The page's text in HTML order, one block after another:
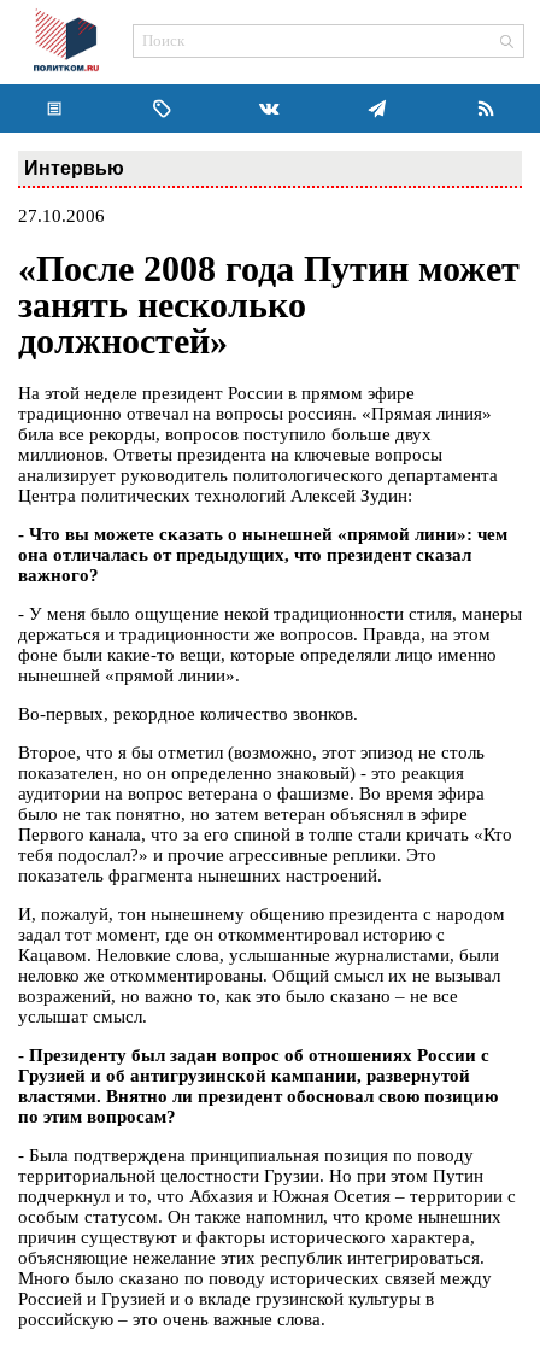
Интервью
27.10.2006
«После 2008 года Путин может
занять несколько
должностей»
На этой неделе президент России в прямом эфире
традиционно отвечал на вопросы россиян. «Прямая линия»
била все рекорды, вопросов поступило больше двух
миллионов. Ответы президента на ключевые вопросы
анализирует руководитель политологического департамента
Центра политических технологий Алексей Зудин:
- Что вы можете сказать о нынешней «прямой лини»: чем
она отличалась от предыдущих, что президент сказал
важного?
- У меня было ощущение некой традиционности стиля, манеры
держаться и традиционности же вопросов. Правда, на этом
фоне были какие-то вещи, которые определяли лицо именно
нынешней «прямой линии».
Во-первых, рекордное количество звонков.
Второе, что я бы отметил (возможно, этот эпизод не столь
показателен, но он определенно знаковый) - это реакция
аудитории на вопрос ветерана о фашизме. Во время эфира
было не так понятно, но затем ветеран объяснял в эфире
Первого канала, что за его спиной в толпе стали кричать «Кто
тебя подослал?» и прочие агрессивные реплики. Это
показатель фрагмента нынешних настроений.
И, пожалуй, тон нынешнему общению президента с народом
задал тот момент, где он откомментировал историю с
Кацавом. Неловкие слова, услышанные журналистами, были
неловко же откомментированы. Общий смысл их не вызывал
возражений, но важно то, как это было сказано – не все
услышат смысл.
- Президенту был задан вопрос об отношениях России с
Грузией и об антигрузинской кампании, развернутой
властями. Внятно ли президент обосновал свою позицию
по этим вопросам?
- Была подтверждена принципиальная позиция по поводу
территориальной целостности Грузии. Но при этом Путин
подчеркнул и то, что Абхазия и Южная Осетия – территории с
особым статусом. Он также напомнил, что кроме нынешних
причин существуют и факторы исторического характера,
объясняющие нежелание этих республик интегрироваться.
Много было сказано по поводу исторических связей между
Россией и Грузией и о вкладе грузинской культуры в
российскую – это очень важные слова.